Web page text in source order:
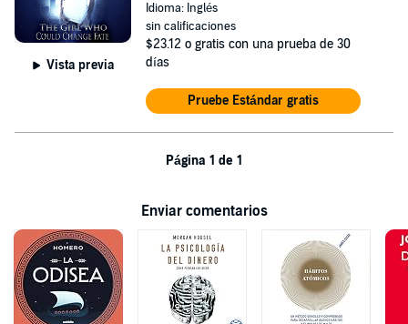
Vista previa
Idioma: Inglés
sin calificaciones
$23.12 o gratis con una prueba de 30
días
Pruebe Estándar gratis
Página 1 de 1
Enviar comentarios